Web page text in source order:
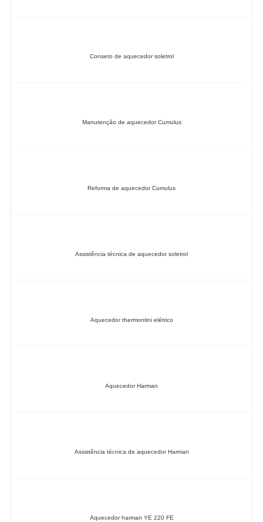
Conseto de aquecedor soletrol
Manutenção de aquecedor Cumulus
Reforma de aquecedor Cumulus
Assistência técnica de aquecedor soletrol
Aquecedor thermontini elétrico
Aquecedor Harman
Assistência técnica de aquecedor Harman
Aquecedor harman YE 220 FE